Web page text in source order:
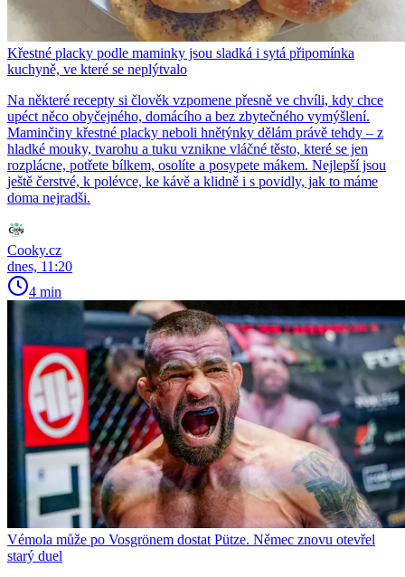
Křestné placky podle maminky jsou sladká i sytá připomínka
kuchyně, ve které se neplýtvalo
Na některé recepty si člověk vzpomene přesně ve chvíli, kdy chce
upéct něco obyčejného, domácího a bez zbytečného vymýšlení.
Maminčiny křestné placky neboli hnětýnky dělám právě tehdy – z
hladké mouky, tvarohu a tuku vznikne vláčné těsto, které se jen
rozplácne, potřete bílkem, osolíte a posypete mákem. Nejlepší jsou
ještě čerstvé, k polévce, ke kávě a klidně i s povidly, jak to máme
doma nejradši.
Cooky.cz
dnes, 11:20
4 min
Vémola může po Vosgrönem dostat Pütze. Němec znovu otevřel
starý duel